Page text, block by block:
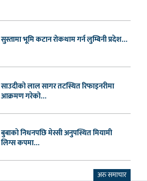
सुस्तामा भूमि कटान रोकथाम गर्न लुम्बिनी प्रदेश...
साउदीको लाल सागर तटस्थित रिफाइनरीमा
आक्रमण गरेको...
बुबाको निधनपछि मेस्सी अनुपस्थित मियामी
लिग्स कपमा...
अरु समाचार